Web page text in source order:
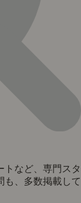
トなど、専門スタ
も、多数掲載して